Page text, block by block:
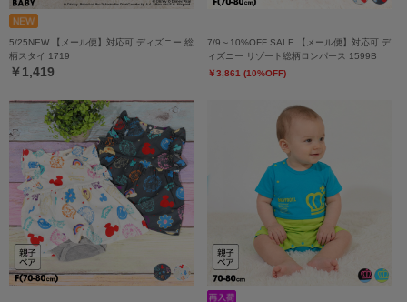
5/25NEW 【メール便】対応可 ディズニー 総
柄スタイ 1719
￥1,419
7/9～10%OFF SALE 【メール便】対応可 デ
ィズニー リゾート総柄ロンパース 1599B
￥3,861 (10%OFF)